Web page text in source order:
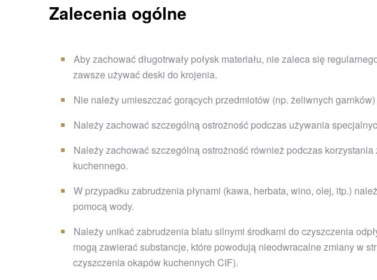
Zalecenia ogólne
Aby zachować długotrwały połysk materiału, nie zaleca się
zawsze używać deski do krojenia.
Nie należy umieszczać gorących przedmiotów (np. żeliwnych
Należy zachować szczególną ostrożność podczas używania
Należy zachować szczególną ostrożność również podczas
kuchennego.
W przypadku zabrudzenia płynami (kawa, herbata, wino, olej, itp.)
pomocą wody.
Należy unikać zabrudzenia blatu silnymi środkami do czyszczenia
mogą zawierać substancje, które powodują nieodwracalne zmiany w
czyszczenia okapów kuchennych CIF).